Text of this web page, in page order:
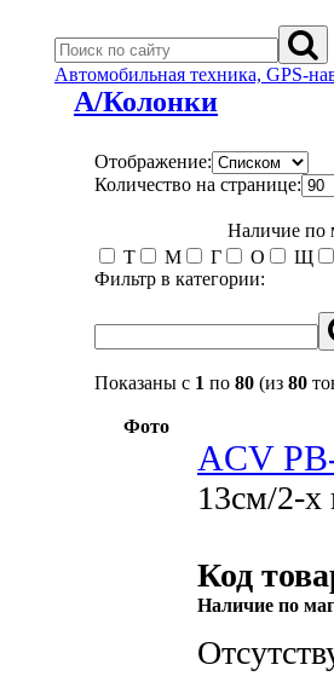
Автомобильная техника, GPS-
А/Колонки
Отображение:
Количество на странице:
Наличие по
Т
М Г О
Щ
Фильтр в категории:
Показаны с 1 по 80 (из 80
Фото
ACV
13см/2-х
Код
Наличие по